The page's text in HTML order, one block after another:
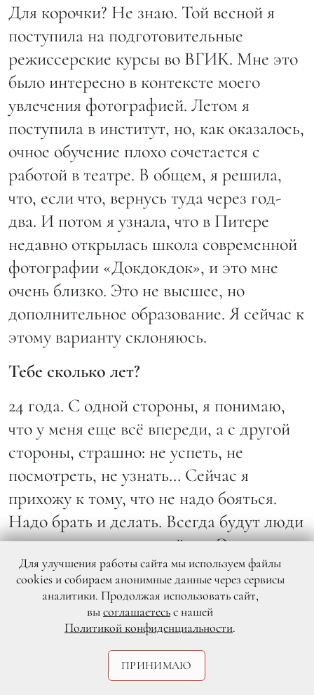
Для корочки? Не знаю. Той весной я
поступила на подготовительные
режиссерские курсы во ВГИК. Мне это
было интересно в контексте моего
увлечения фотографией. Летом я
поступила в институт, но, как оказалось,
очное обучение плохо сочетается с
работой в театре. В общем, я решила,
что, если что, вернусь туда через год-
два. И потом я узнала, что в Питере
недавно открылась школа современной
фотографии «Докдокдок», и это мне
очень близко. Это не высшее, но
дополнительное образование. Я сейчас к
этому варианту склоняюсь.
Тебе сколько лет?
24 года. С одной стороны, я понимаю,
что у меня еще всё впереди, а с другой
стороны, страшно: не успеть, не
посмотреть, не узнать… Сейчас я
прихожу к тому, что не надо бояться.
Надо брать и делать. Всегда будут люди
на пути, которым не зайдет. Это как с
моими фотографиями — кому-то
нравится, а кому-то нет. И всё.
А хочется нравиться?
Я все-таки от этого ухожу. Угождать
чьим-то вкусам или подстраиваться под
Для улучшения работы сайта мы используем файлы
cookies и собираем анонимные данные через сервисы
аналитики. Продолжая использовать сайт,
высоглашаетесьс нашей
Политикой конфиденциальности.
ПРИНИМАЮ